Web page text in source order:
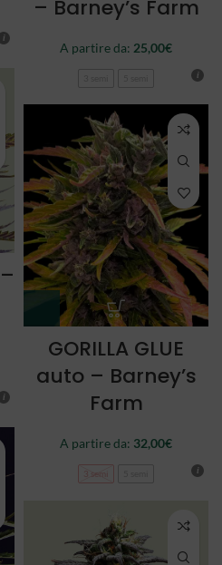
– Barney’s Farm
A partire da: 25,00€
GORILLA GLUE
auto – Barney’s
Farm
A partire da: 32,00€
3 semi